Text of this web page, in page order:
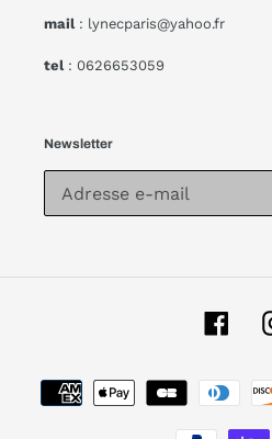
mail : lynecparis@yahoo.fr
tel : 0626653059
Newsletter
de